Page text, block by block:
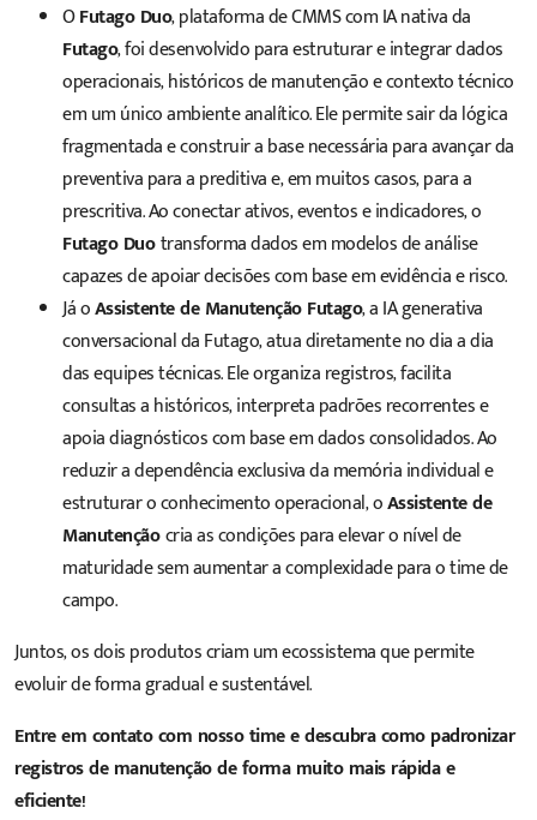
OFutago Duo, plataforma de CMMS com IA nativa da
Futago, foi desenvolvido para estruturar e integrar dados
operacionais, históricos de manutenção e contexto técnico
em um único ambiente analítico. Ele permite sair da lógica
fragmentada e construir a base necessária para avançar da
preventiva para a preditiva e, em muitos casos, para a
prescritiva. Ao conectar ativos, eventos e indicadores, o
Futago Duotransforma dados em modelos de análise
capazes de apoiar decisões com base em evidência e risco.
Já oAssistente de Manutenção Futago, a IA generativa
conversacional da Futago, atua diretamente no dia a dia
das equipes técnicas. Ele organiza registros, facilita
consultas a históricos, interpreta padrões recorrentes e
apoia diagnósticos com base em dados consolidados. Ao
reduzir a dependência exclusiva da memória individual e
estruturar o conhecimento operacional, oAssistente de
Manutençãocria as condições para elevar o nível de
maturidade sem aumentar a complexidade para o time de
campo.
Juntos, os dois produtos criam um ecossistema que permite
evoluir de forma gradual e sustentável.
Entre em contato com nosso time e descubra como padronizar
registros de manutenção de forma muito mais rápida e
eficiente!